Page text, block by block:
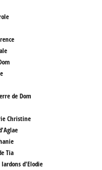
de Dom
Christine
Tia
d'Elodie